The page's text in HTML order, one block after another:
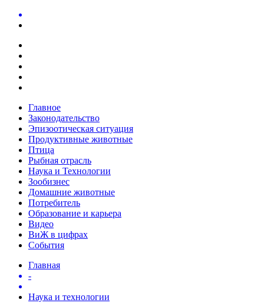
Главное
Законодательство
Эпизоотическая ситуация
Продуктивные животные
Птица
Рыбная отрасль
Наука и Технологии
Зообизнес
Домашние животные
Потребитель
Образование и карьера
Видео
ВиЖ в цифрах
События
Главная
-
Наука и технологии